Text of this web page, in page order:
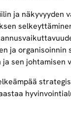
ja näkyvyyden
ja organisoinnin
sen johtamisen